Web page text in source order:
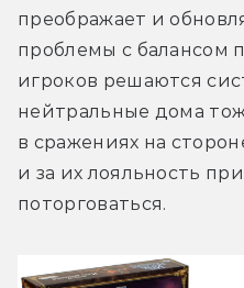
преображает и
проблемы с балансом
игроков решаются
нейтральные дома
в сражениях на
и за их лояльность
поторговаться.